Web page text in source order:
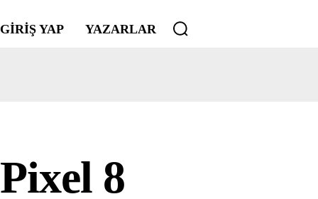
YAP YAZARLAR
8